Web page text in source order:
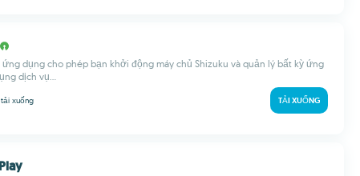
ứng dụng cho phép bạn khởi động máy chủ Shizuku và quản lý bất kỳ ứng
dịch vụ...
tải xuống TẢI XUỐNG